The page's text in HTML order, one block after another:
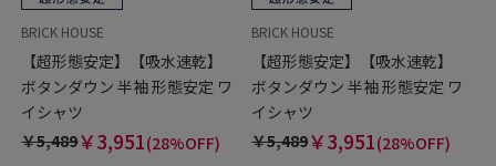
BRICK HOUSE
【超形態安定】【吸水速乾】
ボタンダウン 半袖 形態安定 ワ
イシャツ
￥5,489￥3,951(28%OFF)
BRICK HOUSE
【超形態安定】【吸水速乾】
ボタンダウン 半袖 形態安定 ワ
イシャツ
￥5,489￥3,951(28%OFF)